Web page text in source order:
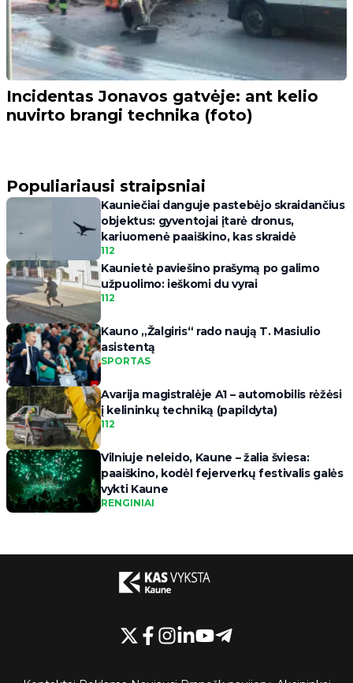
Incidentas Jonavos gatvėje: ant kelio
nuvirto brangi technika (foto)
Populiariausi straipsniai
Kauniečiai danguje pastebėjo skraidančius
objektus: gyventojai įtarė dronus,
kariuomenė paaiškino, kas skraidė
112
Kaunietė paviešino prašymą po galimo
užpuolimo: ieškomi du vyrai
112
Kauno „Žalgiris“ rado naują T. Masiulio
asistentą
SPORTAS
Avarija magistralėje A1 – automobilis rėžėsi
į kelininkų techniką (papildyta)
112
Vilniuje neleido, Kaune – žalia šviesa:
paaiškino, kodėl fejerverkų festivalis galės
vykti Kaune
RENGINIAI